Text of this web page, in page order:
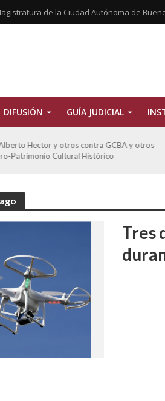
de la Ciudad Autónoma de
DIFUSIÓN GUÍA JUDICIAL
Hector y otros contra GCBA y otros
Patrimonio Cultural Histórico
Tres